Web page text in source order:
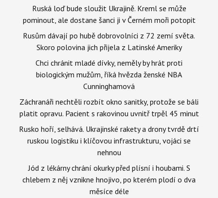
Ruská loď bude sloužit Ukrajině. Kreml se může
pominout, ale dostane šanci ji v Černém moři potopit
Rusům dávají po hubě dobrovolníci z 72 zemí světa.
Skoro polovina jich přijela z Latinské Ameriky
Chci chránit mladé dívky, neměly by hrát proti
biologickým mužům, říká hvězda ženské NBA
Cunninghamová
Záchranáři nechtěli rozbít okno sanitky, protože se báli
platit opravu. Pacient s rakovinou uvnitř trpěl 45 minut
Rusko hoří, selhává. Ukrajinské rakety a drony tvrdě drtí
ruskou logistiku i klíčovou infrastrukturu, vojáci se
nehnou
Jód z lékárny chrání okurky před plísní i houbami. S
chlebem z něj vznikne hnojivo, po kterém plodí o dva
měsíce déle